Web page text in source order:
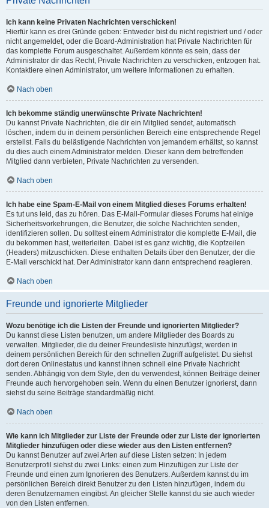
Ich kann keine Privaten Nachrichten verschicken!
Hierfür kann es drei Gründe geben: Entweder bist du nicht registriert und / oder
nicht angemeldet, oder die Board-Administration hat Private Nachrichten für
das komplette Forum ausgeschaltet. Außerdem könnte es sein, dass der
Administrator dir das Recht, Private Nachrichten zu verschicken, entzogen hat.
Kontaktiere einen Administrator, um weitere Informationen zu erhalten.
Nach oben
Ich bekomme ständig unerwünschte Private Nachrichten!
Du kannst Private Nachrichten, die dir ein Mitglied sendet, automatisch
löschen, indem du in deinem persönlichen Bereich eine entsprechende Regel
erstellst. Falls du belästigende Nachrichten von jemandem erhältst, so kannst
du dies auch einem Administrator melden. Dieser kann dem betreffenden
Mitglied dann verbieten, Private Nachrichten zu versenden.
Nach oben
Ich habe eine Spam-E-Mail von einem Mitglied dieses Forums erhalten!
Es tut uns leid, das zu hören. Das E-Mail-Formular dieses Forums hat einige
Sicherheitsvorkehrungen, die Benutzer, die solche Nachrichten senden,
identifizieren sollen. Du solltest einem Administrator die komplette E-Mail, die
du bekommen hast, weiterleiten. Dabei ist es ganz wichtig, die Kopfzeilen
(Headers) mitzuschicken. Diese enthalten Details über den Benutzer, der die
E-Mail verschickt hat. Der Administrator kann dann entsprechend reagieren.
Nach oben
Freunde und ignorierte Mitglieder
Wozu benötige ich die Listen der Freunde und ignorierten Mitglieder?
Du kannst diese Listen benutzen, um andere Mitglieder des Boards zu
verwalten. Mitglieder, die du deiner Freundesliste hinzufügst, werden in
deinem persönlichen Bereich für den schnellen Zugriff aufgelistet. Du siehst
dort deren Onlinestatus und kannst ihnen schnell eine Private Nachricht
senden. Abhängig von dem Style, den du verwendest, können Beiträge deiner
Freunde auch hervorgehoben sein. Wenn du einen Benutzer ignorierst, dann
siehst du seine Beiträge standardmäßig nicht.
Nach oben
Wie kann ich Mitglieder zur Liste der Freunde oder zur Liste der ignorierten
Mitglieder hinzufügen oder diese wieder aus den Listen entfernen?
Du kannst Benutzer auf zwei Arten auf diese Listen setzen: In jedem
Benutzerprofil siehst du zwei Links: einen zum Hinzufügen zur Liste der
Freunde und einen zum Ignorieren des Benutzers. Außerdem kannst du im
persönlichen Bereich direkt Benutzer zu den Listen hinzufügen, indem du
deren Benutzernamen eingibst. An gleicher Stelle kannst du sie auch wieder
von den Listen entfernen.